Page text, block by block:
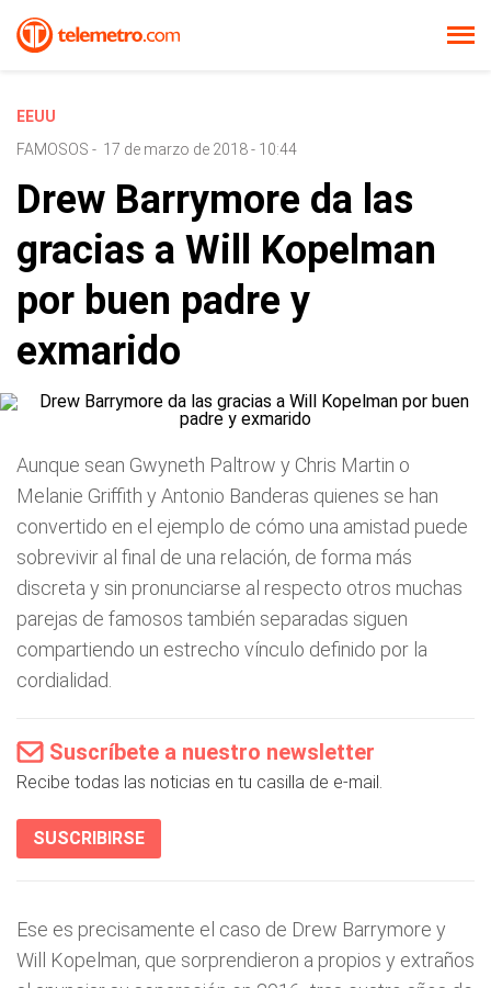
EEUU
FAMOSOS - 17 de marzo de 2018 - 10:44
Drew Barrymore da las
gracias a Will Kopelman
por buen padre y
exmarido
Aunque sean Gwyneth Paltrow y Chris Martin o
Melanie Griffith y Antonio Banderas quienes se han
convertido en el ejemplo de cómo una amistad puede
sobrevivir al final de una relación, de forma más
discreta y sin pronunciarse al respecto otros muchas
parejas de famosos también separadas siguen
compartiendo un estrecho vínculo definido por la
cordialidad.
Suscríbete a nuestro newsletter
Recibe todas las noticias en tu casilla de e-mail.
SUSCRIBIRSE
Ese es precisamente el caso de Drew Barrymore y
Will Kopelman, que sorprendieron a propios y extraños